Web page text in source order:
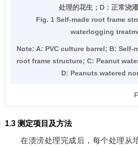
处理的花生；D：正常浇
Fig. 1 Self-made root frame
waterlogging
Note: A: PVC culture barrel; B: Self-
root frame structure; C: Peanut
D: Peanuts watered
1.3 测定项目及方法
在渍涝处理完成后，每个处理从